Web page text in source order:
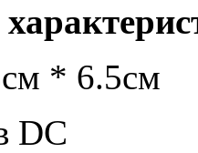
* 6.5см
DC